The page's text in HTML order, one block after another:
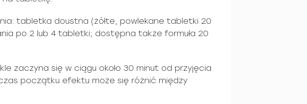
tabletka doustna (żółte, powlekane tabletki 20
po 2 lub 4 tabletki; dostępna także formuła 20
zaczyna się w ciągu około 30 minut od przyjęcia
początku efektu może się różnić między